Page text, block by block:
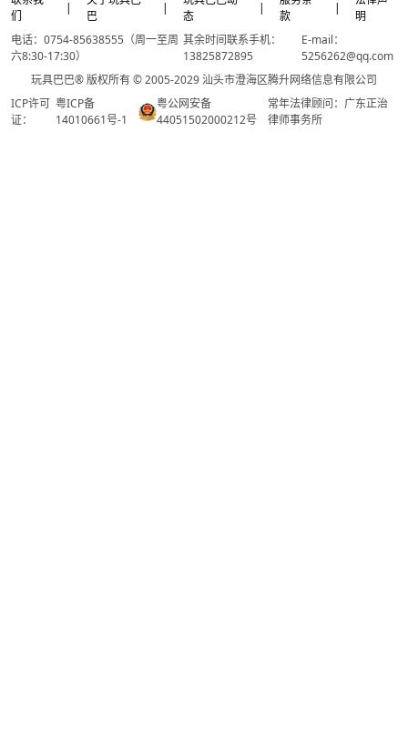
们
|
巴
|
态
|
款
|
明
电话：0754-85638555（周一至周
六8:30-17:30）
其余时间联系手机：
13825872895
E-mail：
5256262@qq.com
玩具巴巴® 版权所有 © 2005-2029 汕头市澄海区腾升网络信息有限公司
ICP许可
证：
粤ICP备
14010661号-1
粤公网安备
44051502000212号
常年法律顾问：广东正治
律师事务所